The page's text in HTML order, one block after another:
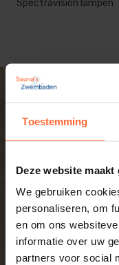
Toestemming
Deze website
We gebruiken
personaliseren, om
en om ons
informatie over uw
partners voor social
Spectravision lampen